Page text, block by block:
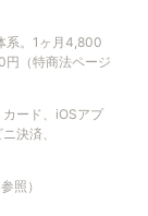
系。1ヶ月4,800
（特商法ページ
ード、iOSアプ
決済、
照）